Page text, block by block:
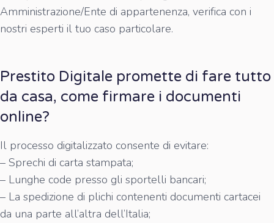
Amministrazione/Ente di appartenenza, verifica con i
nostri esperti il tuo caso particolare.
Prestito Digitale promette di fare tutto
da casa, come firmare i documenti
online?
Il processo digitalizzato consente di evitare:
– Sprechi di carta stampata;
– Lunghe code presso gli sportelli bancari;
– La spedizione di plichi contenenti documenti cartacei
da una parte all’altra dell’Italia;